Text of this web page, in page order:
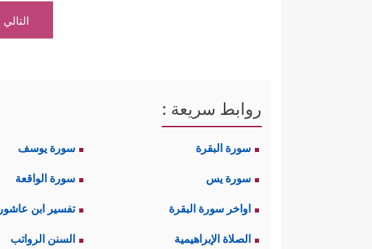
التالي
روابط سريعة :
سورة البقرة سورة يوسف
سورة يس سورة الواقعة
اواخر سورة البقرة تفسير ابن عاشور
الصلاة الإبراهيمية السنن الرواتب